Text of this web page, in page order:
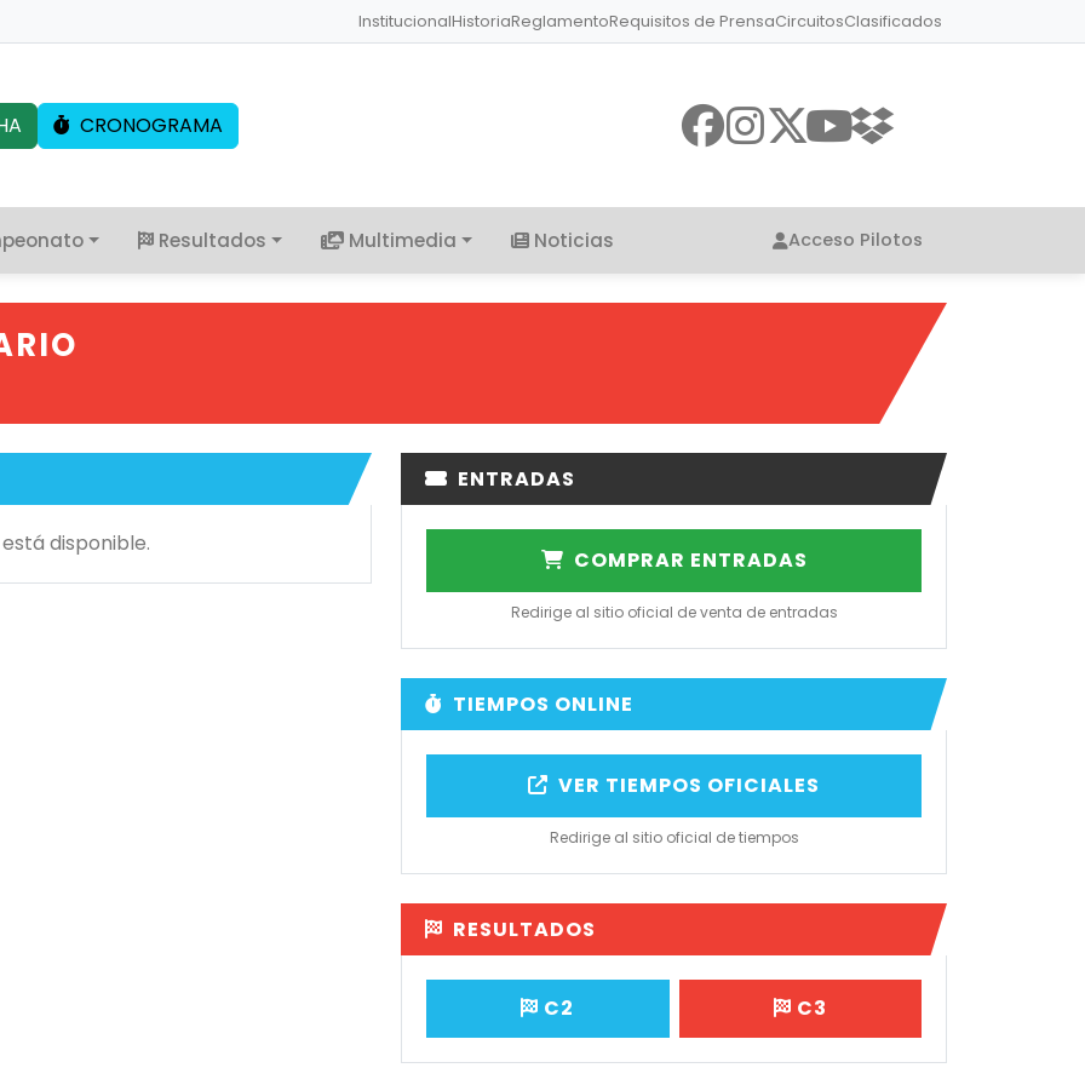
InstitucionalHistoriaReglamentoRequisitos de PrensaCircuitosClasificados
CRONOGRAMA
Resultados Multimedia Noticias Acceso Pilotos
disponible.
ENTRADAS
COMPRAR ENTRADAS
Redirige al sitio oficial de venta de entradas
TIEMPOS ONLINE
VER TIEMPOS OFICIALES
Redirige al sitio oficial de tiempos
RESULTADOS
C2 C3